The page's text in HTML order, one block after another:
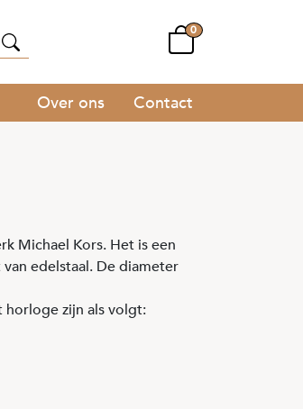
0
Over ons Contact
Michael Kors. Het is een
edelstaal. De diameter
horloge zijn als volgt: